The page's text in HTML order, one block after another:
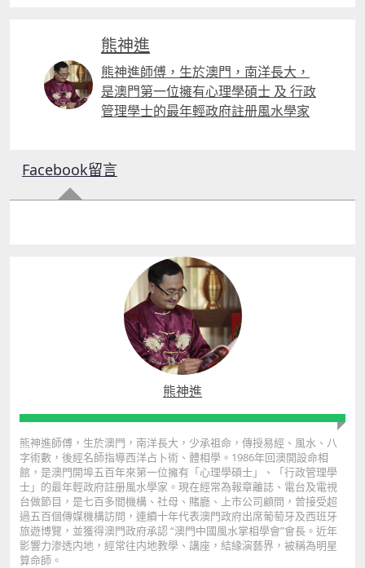
熊神進
熊神進師傅，生於澳門，南洋長大，
是澳門第一位擁有心理學碩士 及 行政
管理學士的最年輕政府註册風水學家
Facebook留言
熊神進
熊神進師傅，生於澳門，南洋長大，少承祖命，傳授易經、風水、八
字術數，後經名師指導西洋占卜術、體相學。1986年回澳開設命相
館，是澳門開埠五百年來第一位擁有「心理學碩士」、「行政管理學
士」的最年輕政府註册風水學家。現在經常為報章離誌、電台及電視
台做節目，是七百多間機構、社母、賭廳、上市公司顧問，曾接受超
過五百個傳媒機構訪問，連續十年代表澳門政府出席葡萄牙及西班牙
旅遊博覽，並獲得澳門政府承認 “澳門中國風水掌相學會”會長。近年
影響力渗透内地，經常往内地教學、講座，結緣演藝界，被稱為明星
算命師。